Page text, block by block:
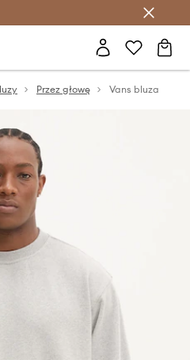
Answear Club >
Przez głowę Vans bluza